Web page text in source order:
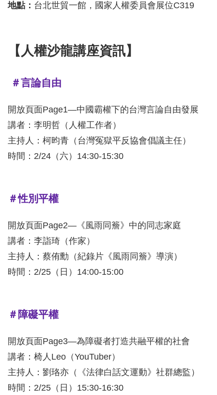
語
兒少版
回
頁
網
站
站
安
全
政
隱
權
保
護
政
地點： 台北世貿一館，國家人權委員會展位C319
【人權沙龍講座資訊】
＃言論自由
開放頁面Page1—中國霸權下的台灣言論自由發展
講者：李明哲（人權工作者）
主持人：柯昀青（台灣冤獄平反協會倡議主任）
時間：2/24（六）14:30-15:30
＃性別平權
開放頁面Page2—《風雨同簷》中的同志家庭
講者：李詣琦（作家）
主持人：蔡侑勳（紀錄片《風雨同簷》導演）
時間：2/25（日）14:00-15:00
＃障礙平權
開放頁面Page3—為障礙者打造共融平權的社會
講者：椅人Leo（YouTuber）
主持人：劉珞亦（《法律白話文運動》社群總監）
時間：2/25（日）15:30-16:30